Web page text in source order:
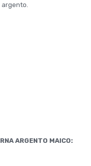
ARGENTO MAICO: